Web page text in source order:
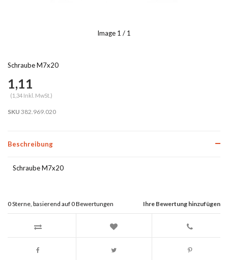
Image 1 / 1
Schraube M7x20
1,11
(1,34 Inkl. MwSt.)
SKU 382.969.020
Beschreibung
Schraube M7x20
Ihre Bewertung hinzufügen
0Sterne, basierend auf0Bewertungen